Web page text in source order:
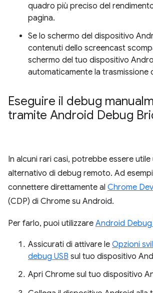
quadro più preciso del
pagina.
Se lo schermo del dispositivo
contenuti dello screencast
schermo del tuo dispositivo
automaticamente la trasmissione
Eseguire il debug
tramite Android Debug
In alcuni rari casi, potrebbe essere
alternativo di debug remoto. Ad
connettere direttamente al Chrome
(CDP) di Chrome su Android.
Per farlo, puoi utilizzare Android
Assicurati di attivare le Opzioni
debug USB sul tuo dispositivo
Apri Chrome sul tuo dispositivo